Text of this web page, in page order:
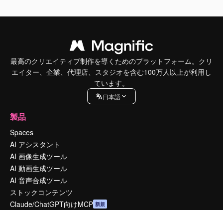
最高のクリエイティブ制作を導くためのプラットフォーム。クリ
エイター、企業、代理店、スタジオを含む100万人以上が利用し
ています。
日本語
製品
Spaces
AI アシスタント
AI 画像生成ツール
AI 動画生成ツール
AI 音声合成ツール
ストックコンテンツ
Claude/ChatGPT向けMCP 新規